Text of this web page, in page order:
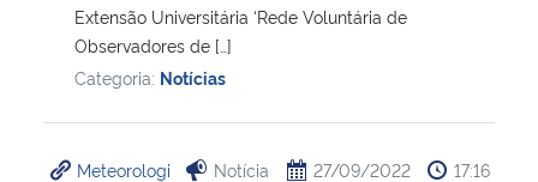
Extensão Universitária ‘Rede Voluntária de
Observadores de […]
Categoria: Notícias
Meteorologi Notícia 27/09/2022 17:16